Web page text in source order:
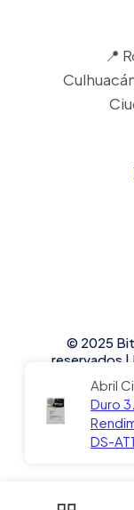
📍
© 2025
reservados |
Abril
Duro
DS-